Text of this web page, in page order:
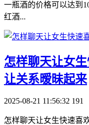
一瓶酒的价格可以达到
红酒...
怎样聊天让女
让关系暧昧起来
2025-08-21 11:56:32 191
怎样聊天让女生快速喜